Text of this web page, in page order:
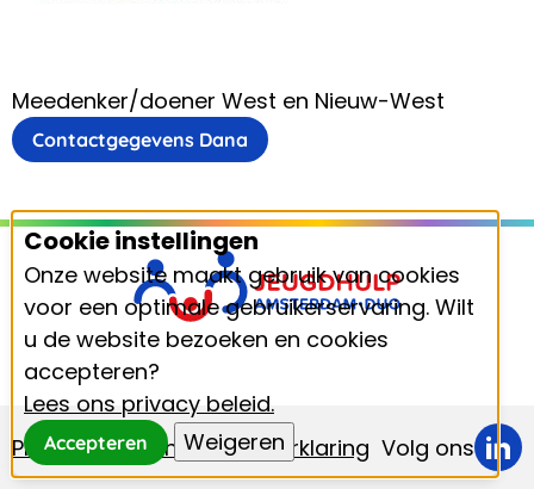
Cookie instellingen
Onze website maakt gebruik van cookies
voor een optimale gebruikerservaring. Wilt
u de website bezoeken en cookies
accepteren?
Lees ons privacy beleid.
Accepteren Weigeren
Meedenker/doener West en Nieuw-West
Contactgegevens Dana
Footer
PrivacyverklaringCookieverklaring Volg ons